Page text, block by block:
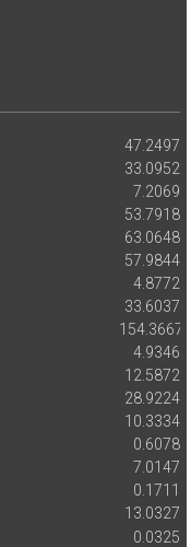
47.2497
33.0952
7.2069
53.7918
63.0648
57.9844
4.8772
33.6037
154.3667
4.9346
12.5872
28.9224
10.3334
0.6078
7.0147
0.1711
13.0327
0.0325